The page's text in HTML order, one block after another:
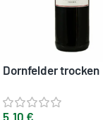
Dornfelder trocken
5,10 €